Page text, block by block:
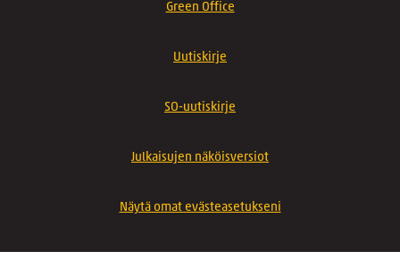
Green Office
Uutiskirje
SO-uutiskirje
Julkaisujen näköisversiot
Näytä omat evästeasetukseni